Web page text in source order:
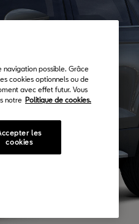
navigation possible. Grâce
cookies optionnels ou de
avec effet futur. Vous
notre Politique de cookies.
les
cookies